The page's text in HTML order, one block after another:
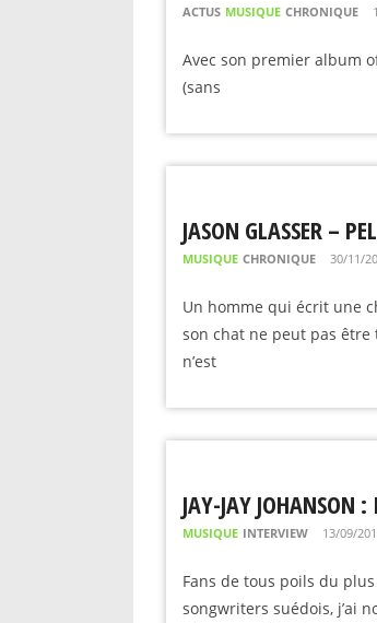
ACTUS MUSIQUE CHRONIQUE
Avec son premier album
(sans
JASON GLASSER –
MUSIQUE CHRONIQUE 30/11/
Un homme qui écrit une
son chat ne peut pas être
n’est
JAY-JAY JOHANSON
MUSIQUE INTERVIEW 13/09/
Fans de tous poils du
songwriters suédois, j’ai